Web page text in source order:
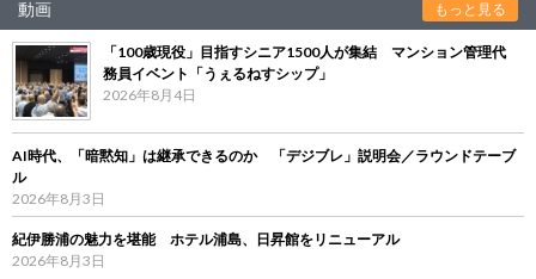
動画 もっと見る
「100歳現役」目指すシニア1500人が集結 マンション管理代
務員イベント「うぇるねすシップ」
2026年8月4日
AI時代、「暗黙知」は継承できるのか 「デジブレ」説明会／ラウンドテーブ
ル
2026年8月3日
紀伊勝浦の魅力を堪能 ホテル浦島、日昇館をリニューアル
2026年8月3日